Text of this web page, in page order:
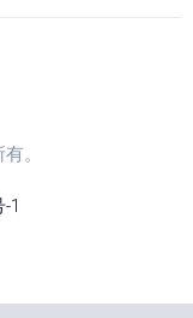
。
1